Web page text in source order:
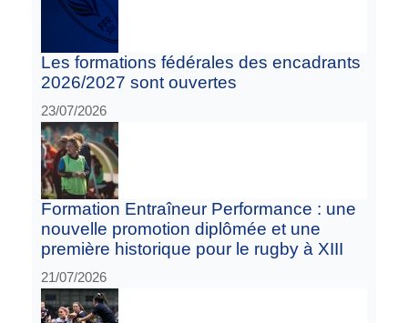
Les formations fédérales des encadrants
2026/2027 sont ouvertes
23/07/2026
Formation Entraîneur Performance : une
nouvelle promotion diplômée et une
première historique pour le rugby à XIII
21/07/2026